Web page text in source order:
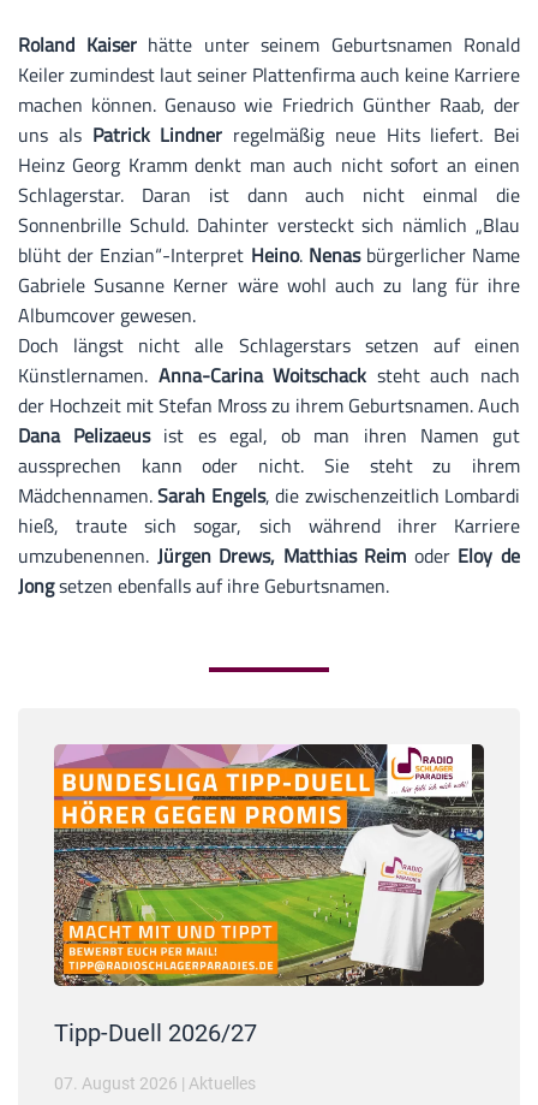
Roland Kaiserhätte unter seinem Geburtsnamen Ronald
Keiler zumindest laut seiner Plattenfirma auch keine Karriere
machen können. Genauso wie Friedrich Günther Raab, der
uns als Patrick Lindner regelmäßig neue Hits liefert. Bei
Heinz Georg Kramm denkt man auch nicht sofort an einen
Schlagerstar. Daran ist dann auch nicht einmal die
Sonnenbrille Schuld. Dahinter versteckt sich nämlich „Blau
blüht der Enzian“-Interpret Heino. Nenasbürgerlicher Name
Gabriele Susanne Kerner wäre wohl auch zu lang für ihre
Albumcover gewesen.
Doch längst nicht alle Schlagerstars setzen auf einen
Künstlernamen. Anna-Carina Woitschack steht auch nach
der Hochzeit mit Stefan Mross zu ihrem Geburtsnamen. Auch
Dana Pelizaeusist es egal, ob man ihren Namen gut
aussprechen kann oder nicht. Sie steht zu ihrem
Mädchennamen.Sarah Engels, die zwischenzeitlich Lombardi
hieß, traute sich sogar, sich während ihrer Karriere
umzubenennen. Jürgen Drews, Matthias Reim oderEloy de
Jongsetzen ebenfalls auf ihre Geburtsnamen.
Tipp-Duell 2026/27
07. August 2026 | Aktuelles